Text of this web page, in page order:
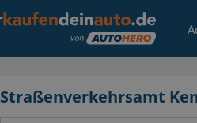
Straßenverkehrsamt